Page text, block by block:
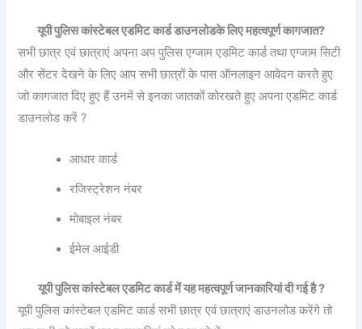
यूपी पुलिस कांस्टेबल एडमिट कार्ड डाउनलोडके लिए महत्वपूर्ण कागजात?
सभी छात्र एवं छात्राएं अपना अप पुलिस एग्जाम एडमिट कार्ड तथा एग्जाम सिटी
और सेंटर देखने के लिए आप सभी छात्रों के पास ऑनलाइन आवेदन करते हुए
जो कागजात दिए हुए हैं उनमें से इनका जातकों कोरखते हुए अपना एडमिट कार्ड
डाउनलोड करें ?
आधार कार्ड
रजिस्ट्रेशन नंबर
मोबाइल नंबर
ईमेल आईडी
यूपी पुलिस कांस्टेबल एडमिट कार्ड में यह महत्वपूर्ण जानकारियां दी गई है ?
यूपी पुलिस कांस्टेबल एडमिट कार्ड सभी छात्र एवं छात्राएं डाउनलोड करेंगे तो